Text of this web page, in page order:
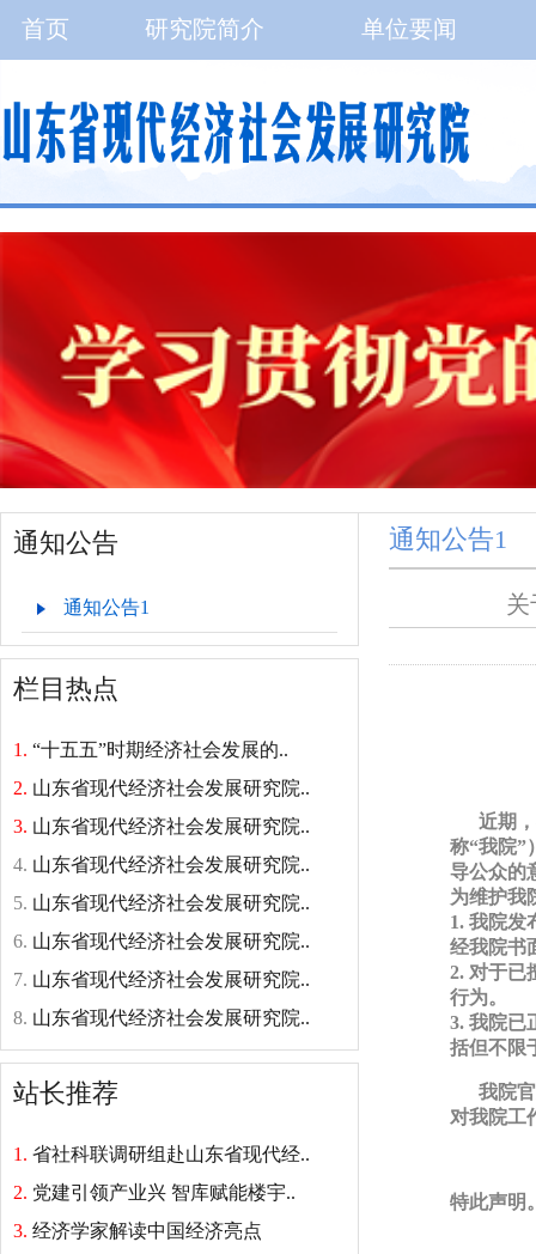
首页 研究院简介 单位要闻
通知公告
通知公告1
栏目热点
1. “十五五”时期经济社会发展的..
2. 山东省现代经济社会发展研究院..
3. 山东省现代经济社会发展研究院..
4. 山东省现代经济社会发展研究院..
5. 山东省现代经济社会发展研究院..
6. 山东省现代经济社会发展研究院..
7. 山东省现代经济社会发展研究院..
8. 山东省现代经济社会发展研究院..
站长推荐
1. 省社科联调研组赴山东省现代经..
2. 党建引领产业兴 智库赋能楼宇..
3. 经济学家解读中国经济亮点
通知公告1
关
近期
称“我院”
导公众的
为维护我
1. 我院发
经我院书
2. 对于已
行为。
3. 我院已
括但不限
我院官
对我院工
特此声明